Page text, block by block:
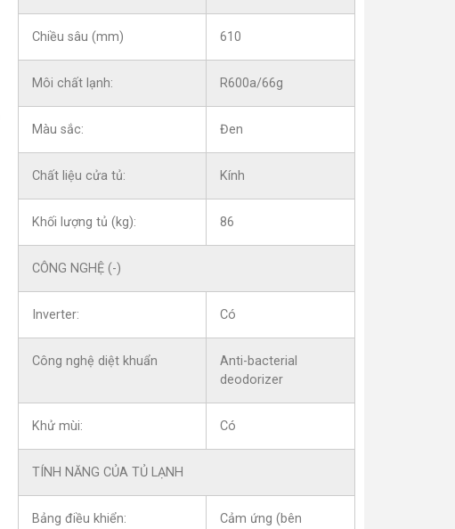
Chiều sâu (mm) 610
Môi chất lạnh: R600a/66g
Màu sắc: Đen
Chất liệu cửa tủ: Kính
Khối lượng tủ (kg): 86
CÔNG NGHỆ (-)
Inverter: Có
Công nghệ diệt khuẩn
Anti-bacterial
deodorizer
Khử mùi: Có
TÍNH NĂNG CỦA TỦ LẠNH
Bảng điều khiển:
Cảm ứng (bên